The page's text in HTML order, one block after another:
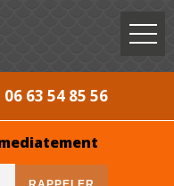
06 63 54 85 56